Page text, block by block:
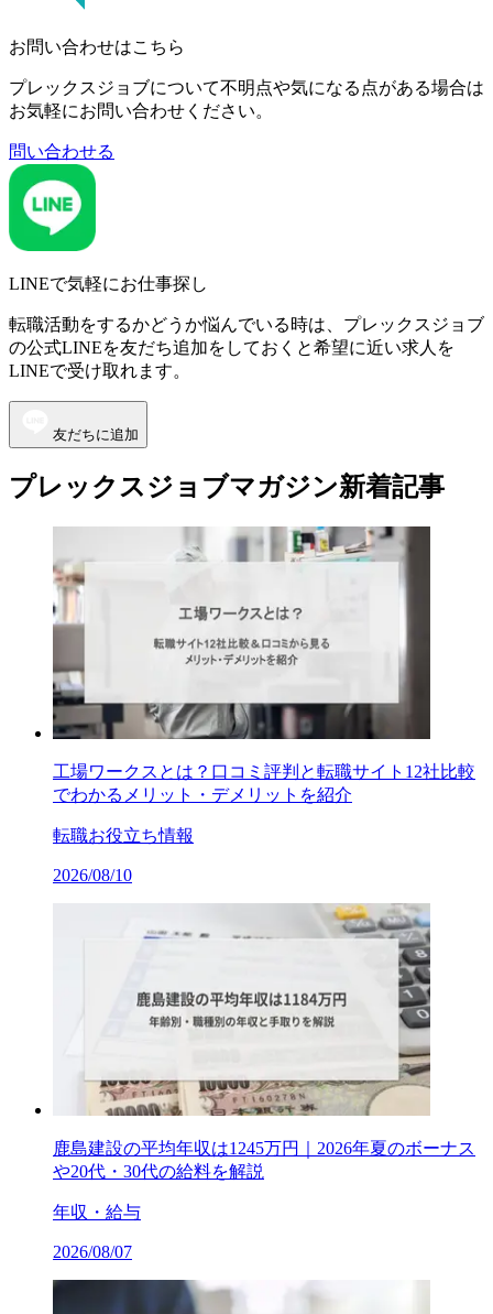
お問い合わせはこちら
プレックスジョブについて不明点や気になる点がある場合は
お気軽にお問い合わせください。
問い合わせる
LINEで気軽にお仕事探し
転職活動をするかどうか悩んでいる時は、プレックスジョブ
の公式LINEを友だち追加をしておくと希望に近い求人を
LINEで受け取れます。
友だちに追加
プレックスジョブマガジン新着記事
工場ワークスとは？口コミ評判と転職サイト12社比較
でわかるメリット・デメリットを紹介
転職お役立ち情報
2026/08/10
鹿島建設の平均年収は1245万円｜2026年夏のボーナス
や20代・30代の給料を解説
年収・給与
2026/08/07